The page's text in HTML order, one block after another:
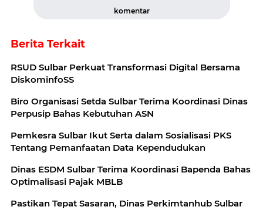
komentar
Berita Terkait
RSUD Sulbar Perkuat Transformasi Digital Bersama
DiskominfoSS
Biro Organisasi Setda Sulbar Terima Koordinasi Dinas
Perpusip Bahas Kebutuhan ASN
Pemkesra Sulbar Ikut Serta dalam Sosialisasi PKS
Tentang Pemanfaatan Data Kependudukan
Dinas ESDM Sulbar Terima Koordinasi Bapenda Bahas
Optimalisasi Pajak MBLB
Pastikan Tepat Sasaran, Dinas Perkimtanhub Sulbar